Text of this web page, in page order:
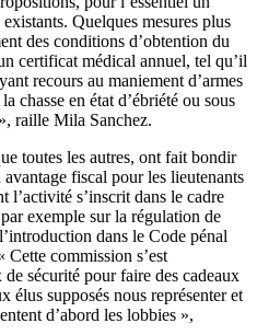
Quelques mesures plus
des conditions d’obtention du
certificat médical annuel, tel qu’il
recours au maniement d’armes
chasse en état d’ébriété ou sous
raille Mila Sanchez.
toutes les autres, ont fait bondir
fiscal pour les lieutenants
l’activité s’inscrit dans le cadre
exemple sur la régulation de
dans le Code pénal
Cette commission s’est
sécurité pour faire des cadeaux
élus supposés nous représenter et
d’abord les lobbies »,